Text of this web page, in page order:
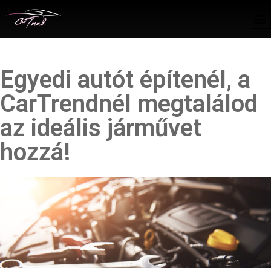
Egyedi autót építenél, a
CarTrendnél megtalálod
az ideális járművet
hozzá!